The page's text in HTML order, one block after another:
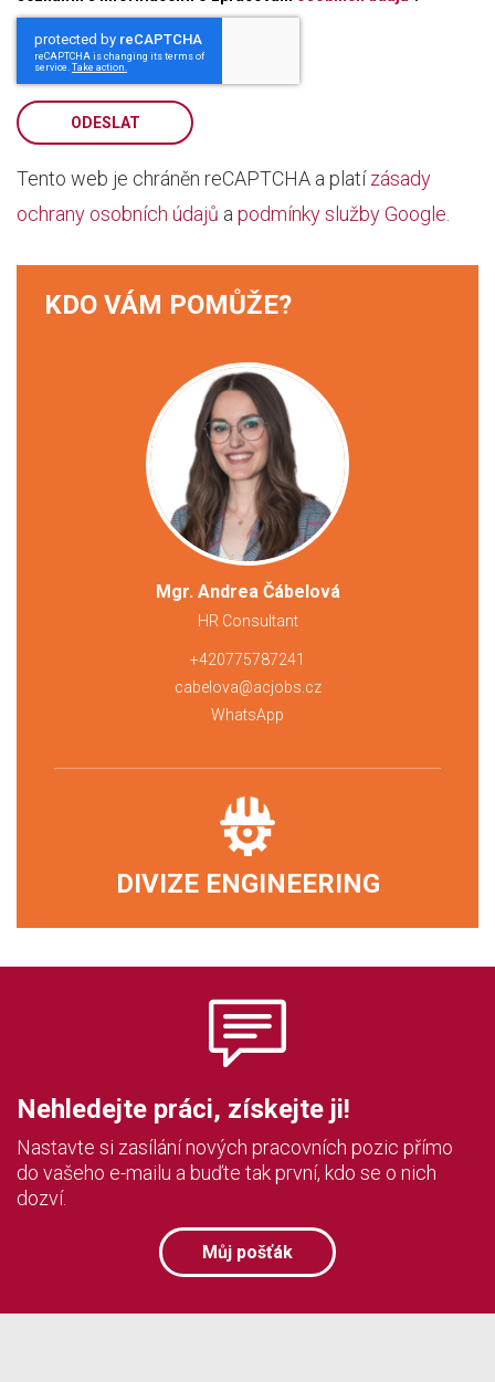
ODESLAT
Tento web je chráněn reCAPTCHA a platízásady
ochrany osobních údajů a podmínky služby Google
KDO VÁM POMŮŽE?
Mgr. Andrea Čábelová
HR Consultant
+420775787241
cabelova@acjobs.cz
WhatsApp
DIVIZE ENGINEERING
Nehledejte práci, získejte ji!
Nastavte si zasílání nových pracovních pozic přímo
do vašeho e-mailu a buďte tak první, kdo se o nich
dozví.
Můj pošťák